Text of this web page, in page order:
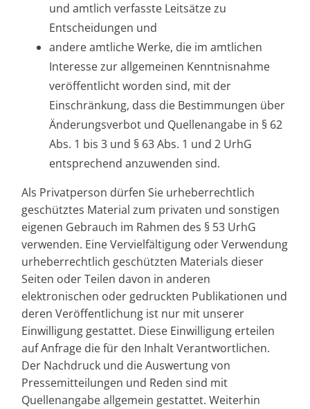
und amtlich verfasste Leitsätze zu
Entscheidungen und
andere amtliche Werke, die im amtlichen
Interesse zur allgemeinen Kenntnisnahme
veröffentlicht worden sind, mit der
Einschränkung, dass die Bestimmungen über
Änderungsverbot und Quellenangabe in § 62
Abs. 1 bis 3 und § 63 Abs. 1 und 2 UrhG
entsprechend anzuwenden sind.
Als Privatperson dürfen Sie urheberrechtlich
geschütztes Material zum privaten und sonstigen
eigenen Gebrauch im Rahmen des § 53 UrhG
verwenden. Eine Vervielfältigung oder Verwendung
urheberrechtlich geschützten Materials dieser
Seiten oder Teilen davon in anderen
elektronischen oder gedruckten Publikationen und
deren Veröffentlichung ist nur mit unserer
Einwilligung gestattet. Diese Einwilligung erteilen
auf Anfrage die für den Inhalt Verantwortlichen.
Der Nachdruck und die Auswertung von
Pressemitteilungen und Reden sind mit
Quellenangabe allgemein gestattet.Weiterhin